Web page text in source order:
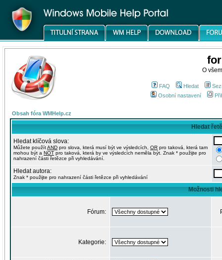
O
FAQ Hledat
Osobní nastavení
Obsah fóra WMHelp.cz
Hledat
Hledat klíčová slova:
Můžete použítAND pro slova, která musí být ve výsledcích, OR pro taková, která tam
mohou být a NOT pro taková, která by ve výsledcích neměla být. Znak * použijte pro
nahrazení části řetězce při vyhledávání.
Hledat autora:
Znak * použijte pro nahrazení části řetězce při vyhledávání
Možnosti
Fórum:
Kategorie: